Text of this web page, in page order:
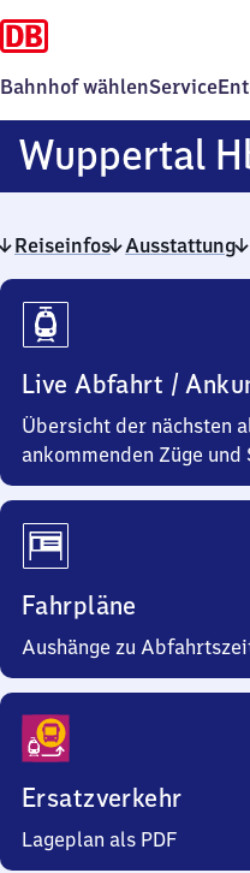
Bahnhof wählenService
Wuppertal
Reiseinfos Ausstattung
Reiseinfos
Live Abfahrt /
Übersicht der nächsten
ankommenden Züge und
Fahrpläne
Aushänge zu
Ersatzverkehr
Lageplan als PDF